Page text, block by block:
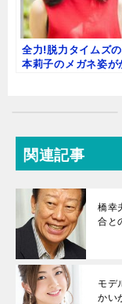
全力!脱力タイムズ
本莉子のメガネ姿が
関連記事
橋幸
合と
モデ
かい